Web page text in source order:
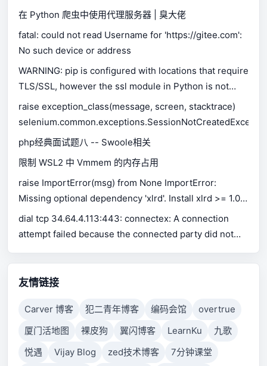
在 Python 爬虫中使用代理服务器 | 臭大佬
fatal: could not read Username for 'https://gitee.com':
No such device or address
WARNING: pip is configured with locations that require
TLS/SSL, however the ssl module in Python is not
available.
raise exception_class(message, screen, stacktrace)
php经典面试题八 -- Swoole相关
限制 WSL2 中 Vmmem 的内存占用
raise ImportError(msg) from None ImportError:
Missing optional dependency 'xlrd'. Install xlrd >= 1.0.0
for Excel support Use pip or conda to install xlrd.
dial tcp 34.64.4.113:443: connectex: A connection
attempt failed because the connected party did not
connection failed because connected host has failed
to respond.
友情链接
Carver 博客 犯二青年博客 编码会馆
overtrue
厦门活地图
裸皮狗 翼闪博客 LearnKu
九歌
悦遇
Vijay Blog zed技术博客
7分钟课堂